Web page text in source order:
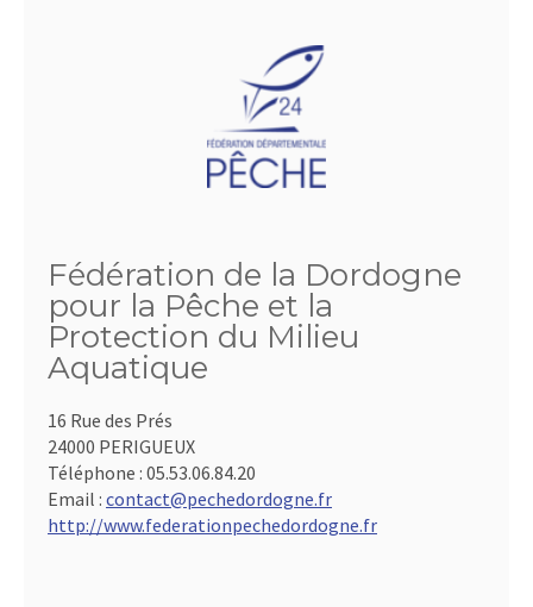
Fédération de la Dordogne
pour la Pêche et la
Protection du Milieu
Aquatique
16 Rue des Prés
24000 PERIGUEUX
Téléphone : 05.53.06.84.20
Email : contact@pechedordogne.fr
http://www.federationpechedordogne.fr